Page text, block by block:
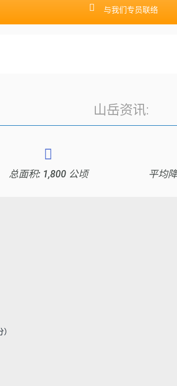
与我们专员联络
山岳资讯:
总面积: 1,800 公顷 平均